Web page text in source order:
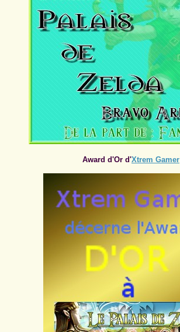
Award d'Or d'Xtrem Gamer